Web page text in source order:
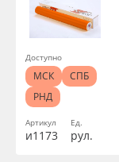
Артикул
и1173
Ед.
рул.
Доступно
МСК
СПБ
РНД